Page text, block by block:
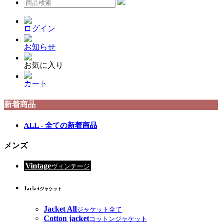
ログイン
お知らせ
お気に入り
カート
新着商品
ALL - 全ての新着商品
メンズ
Vintageヴィンテージ
Jacketジャケット
Jacket Allジャケット全て
Cotton jacketコットンジャケット